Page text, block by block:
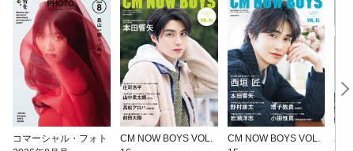
コマーシャル・フォト
CM NOW BOYS VOL.
CM NOW BOYS VOL.